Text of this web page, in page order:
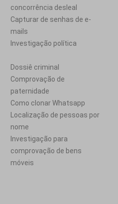
concorrência desleal
Capturar de senhas de e-
mails
Investigação política
Dossiê criminal
Comprovação de
paternidade
Como clonar Whatsapp
Localização de pessoas por
nome
Investigação para
comprovação de bens
móveis